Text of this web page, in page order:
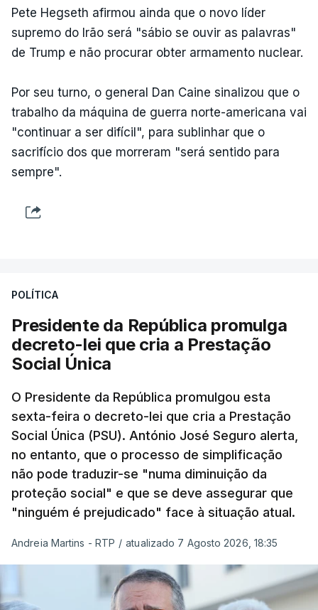
Pete Hegseth afirmou ainda que o novo líder
supremo do Irão será "sábio se ouvir as palavras"
de Trump e não procurar obter armamento nuclear.
Por seu turno, o general Dan Caine sinalizou que o
trabalho da máquina de guerra norte-americana vai
"continuar a ser difícil", para sublinhar que o
sacrifício dos que morreram "será sentido para
sempre".
POLÍTICA
Presidente da República promulga
decreto-lei que cria a Prestação
Social Única
O Presidente da República promulgou esta
sexta-feira o decreto-lei que cria a Prestação
Social Única (PSU). António José Seguro alerta,
no entanto, que o processo de simplificação
não pode traduzir-se "numa diminuição da
proteção social" e que se deve assegurar que
"ninguém é prejudicado" face à situação atual.
Andreia Martins - RTP / atualizado 7 Agosto 2026, 18:35